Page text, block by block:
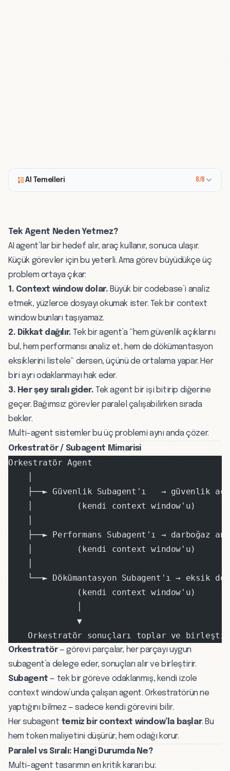
AI Temelleri 8/8
Tek Agent Neden Yetmez?
AI agent’larbir hedef alır, araç kullanır, sonuca ulaşır.
Küçük görevler için bu yeterli. Ama görev büyüdükçe üç
problem ortaya çıkar:
1. Context window dolar. Büyük bir codebase’i analiz
etmek, yüzlerce dosyayı okumak ister. Tek bir context
windowbunları taşıyamaz.
2. Dikkat dağılır. Tek bir agent’a “hem güvenlik açıklarını
bul, hem performansı analiz et, hem de dökümantasyon
eksiklerini listele” dersen, üçünü de ortalama yapar. Her
biri ayrı odaklanmayı hak eder.
3. Her şey sıralı gider. Tek agent bir işi bitirip diğerine
geçer. Bağımsız görevler paralel çalışabilirken sırada
bekler.
Multi-agent sistemler bu üç problemi aynı anda çözer.
Orkestratör / Subagent Mimarisi
Orkestratör Agent
├──► Güvenlik Subagent'ı   → güvenlik
    │         (kendi context window'u)
├──► Performans Subagent'ı → darboğaz
    │         (kendi context window'u)
└──► Dökümantasyon Subagent'ı → eksik
              (kendi context window'u)
              ▼
Orkestratör sonuçları toplar ve
Orkestratör— görevi parçalar, her parçayı uygun
subagent’a delege eder, sonuçları alır ve birleştirir.
Subagent — tek bir göreve odaklanmış, kendi izole
context window’unda çalışan agent. Orkestratörün ne
yaptığını bilmez — sadece kendi görevini bilir.
Her subagent temiz bir context window’la başlar. Bu
hem token maliyetini düşürür, hem odağı korur.
Paralel vs Sıralı: Hangi Durumda Ne?
Multi-agent tasarımın en kritik kararı bu: